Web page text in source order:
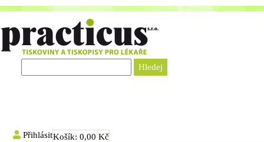
PřihlásitKošík:0,00 Kč